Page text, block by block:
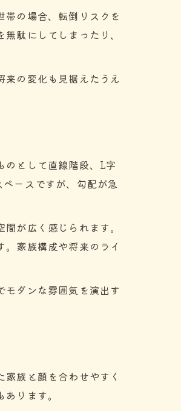
の場合、転倒リスクを
駄にしてしまったり、
の変化も見据えたうえ
のとして直線階段、L字
ースですが、勾配が急
が広く感じられます。
家族構成や将来のライ
ダンな雰囲気を演出す
族と顔を合わせやすく
ります。